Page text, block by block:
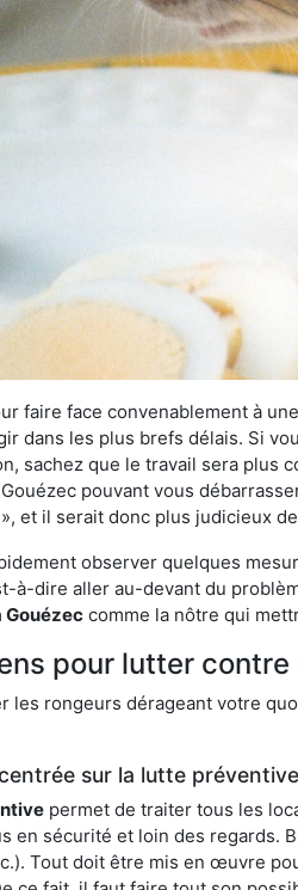
faire face convenablement à
dans les plus brefs délais. Si
sachez que le travail sera plus
pouvant vous
et il serait donc plus judicieux
observer quelques
à-dire aller au-devant du
comme la nôtre qui
pour lutter
les rongeurs dérageant votre
sur la lutte préventive
permet de traiter tous les
en sécurité et loin des regards.
Tout doit être mis en œuvre